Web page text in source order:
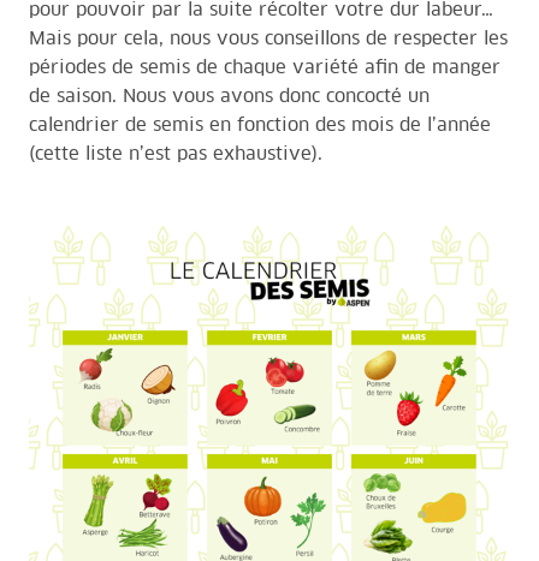
pour pouvoir par la suite récolter votre dur labeur…
Mais pour cela, nous vous conseillons de respecter les
périodes de semis de chaque variété afin de manger
de saison. Nous vous avons donc concocté un
calendrier de semis en fonction des mois de l’année
(cette liste n’est pas exhaustive).